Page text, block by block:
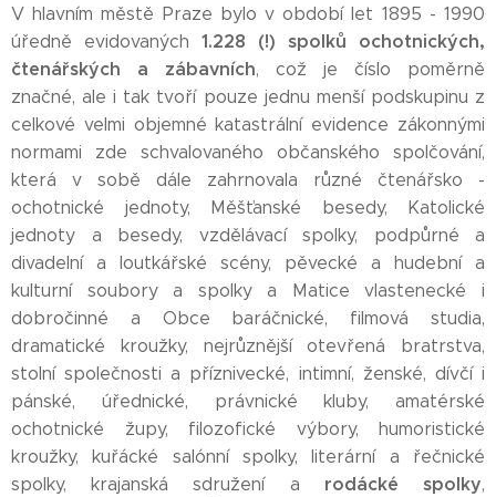
V hlavním městě Praze bylo v období let 1895 - 1990
úředně evidovaných 1.228 (!) spolků ochotnických,
čtenářských a zábavních, což je číslo poměrně
značné, ale i tak tvoří pouze jednu menší podskupinu z
celkové velmi objemné katastrální evidence zákonnými
normami zde schvalovaného občanského spolčování,
která v sobě dále zahrnovala různé čtenářsko -
ochotnické jednoty, Měšťanské besedy, Katolické
jednoty a besedy, vzdělávací spolky, podpůrné a
divadelní a loutkářské scény, pěvecké a hudební a
kulturní soubory a spolky a Matice vlastenecké i
dobročinné a Obce baráčnické, filmová studia,
dramatické kroužky, nejrůznější otevřená bratrstva,
stolní společnosti a příznivecké, intimní, ženské, dívčí i
pánské, úřednické, právnické kluby, amatérské
ochotnické župy, filozofické výbory, humoristické
kroužky, kuřácké salónní spolky, literární a řečnické
spolky, krajanská sdružení a rodáckéspolky,